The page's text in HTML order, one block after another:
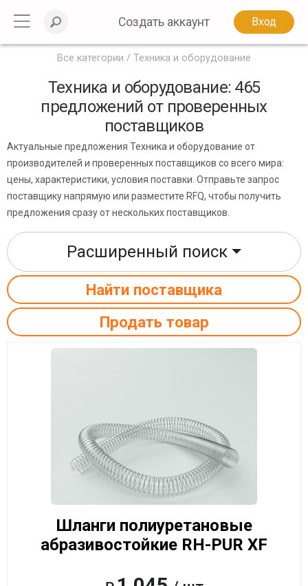
Создать аккаунт Вход
Все категории Техника и оборудование
Техника и оборудование: 465
предложений от проверенных
поставщиков
Актуальные предложения Техника и оборудование от
производителей и проверенных поставщиков со всего мира:
цены, характеристики, условия поставки. Отправьте запрос
поставщику напрямую или разместите RFQ, чтобы получить
предложения сразу от нескольких поставщиков.
Расширенный поиск
Найти поставщика
Продать товар
Шланги полиуретановые
абразивостойкие RH-PUR XF